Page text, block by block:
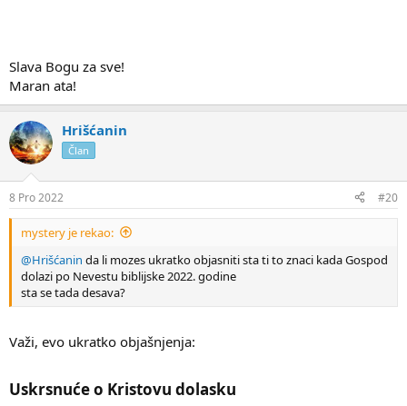
Slava Bogu za sve!
Maran ata!
Hrišćanin
Član
8 Pro 2022 #20
mystery je rekao:
@Hrišćanin da li mozes ukratko objasniti sta ti to znaci kada Gospod
dolazi po Nevestu biblijske 2022. godine
sta se tada desava?
Važi, evo ukratko objašnjenja:
Uskrsnuće o Kristovu dolasku​